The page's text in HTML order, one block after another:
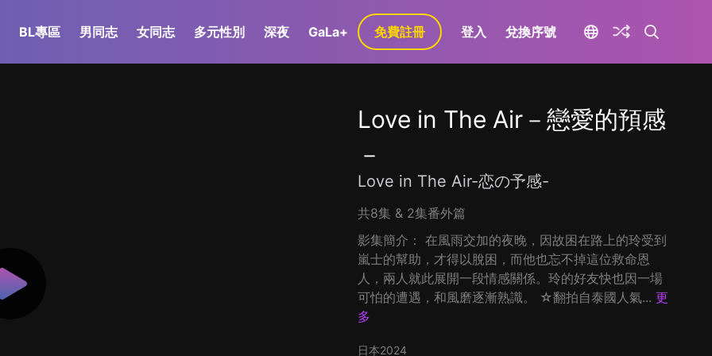
BL專區 男同志 女同志 多元性別 深夜 GaLa+ 免費註冊 登入 兌換序號
Love in The Air－戀愛的預感
－
Love in The Air-恋の予感-
共8集 & 2集番外篇
影集簡介： 在風雨交加的夜晚，因故困在路上的玲受到
嵐士的幫助，才得以脫困，而他也忘不掉這位救命恩
人，兩人就此展開一段情感關係。玲的好友快也因一場
可怕的遭遇，和風磨逐漸熟識。 ☆翻拍自泰國人氣... 更
多
日本2024